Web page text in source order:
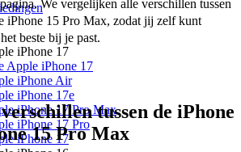
iPhone 17
Apple iPhone 17
iPhone Air
iPhone 17e
iPhone 17 Pro Max
iPhone 17 Pro
iPhone 17
We vergelijken alle verschillen tussen
iPhone 15 Pro Max, zodat jij zelf kunt
beste bij je past.
tussen de iPhone
15 Pro Max